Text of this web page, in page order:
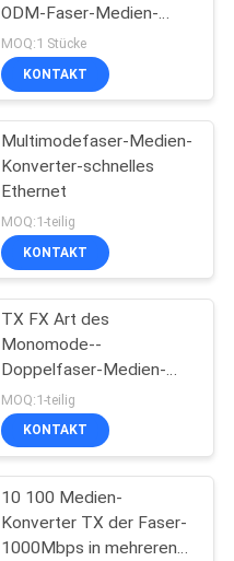
ODM-Faser-Medien-
Konverter-RJ45 8
MOQ:1 Stücke
KONTAKT
Multimodefaser-Medien-
Konverter-schnelles
Ethernet
MOQ:1-teilig
KONTAKT
TX FX Art des
Monomode--
Doppelfaser-Medien-
Konverter-10 der Karten-
100Mbps
MOQ:1-teilig
KONTAKT
10 100 Medien-
Konverter TX der Faser-
1000Mbps in mehreren